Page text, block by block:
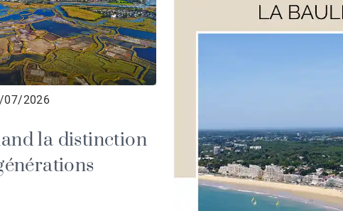
07/2026
la distinction